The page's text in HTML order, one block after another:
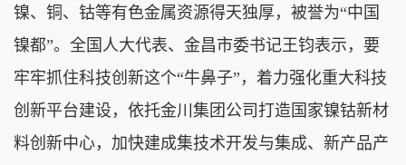
镍、铜、钴等有色金属资源得天独厚，被誉为“中国
镍都”。全国人大代表、金昌市委书记王钧表示，要
牢牢抓住科技创新这个“牛鼻子”，着力强化重大科技
创新平台建设，依托金川集团公司打造国家镍钴新材
料创新中心，加快建成集技术开发与集成、新产品产